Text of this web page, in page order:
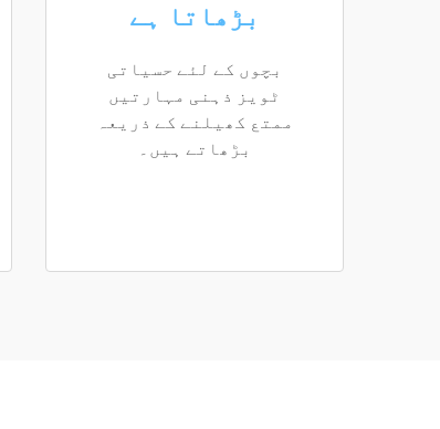
بڑھاتا ہے
بچوں کے لئے حسیاتی
ٹویز ذہنی مہارتیں
ممتع کھیلنے کے ذریعہ
بڑھاتے ہیں۔